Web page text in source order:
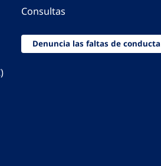
Consultas
Denuncia las faltas de conducta